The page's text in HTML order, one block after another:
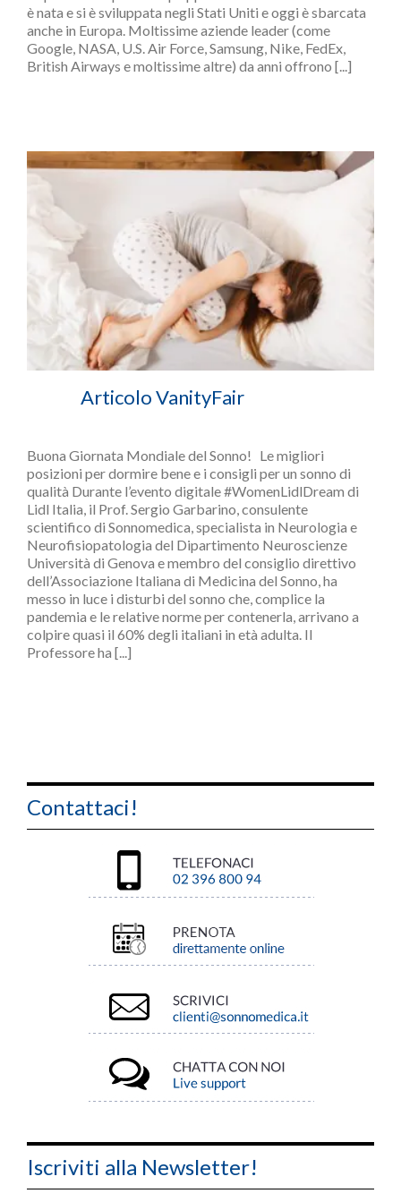
è nata e si è sviluppata negli Stati Uniti e oggi è sbarcata
anche in Europa. Moltissime aziende leader (come
Google, NASA, U.S. Air Force, Samsung, Nike, FedEx,
British Airways e moltissime altre) da anni offrono [...]
Articolo VanityFair
Buona Giornata Mondiale del Sonno! Le migliori
posizioni per dormire bene e i consigli per un sonno di
qualità Durante l’evento digitale #WomenLidlDream di
Lidl Italia, il Prof. Sergio Garbarino, consulente
scientifico di Sonnomedica, specialista in Neurologia e
Neurofisiopatologia del Dipartimento Neuroscienze
Università di Genova e membro del consiglio direttivo
dell’Associazione Italiana di Medicina del Sonno, ha
messo in luce i disturbi del sonno che, complice la
pandemia e le relative norme per contenerla, arrivano a
colpire quasi il 60% degli italiani in età adulta. Il
Professore ha [...]
Contattaci!
Iscriviti alla Newsletter!